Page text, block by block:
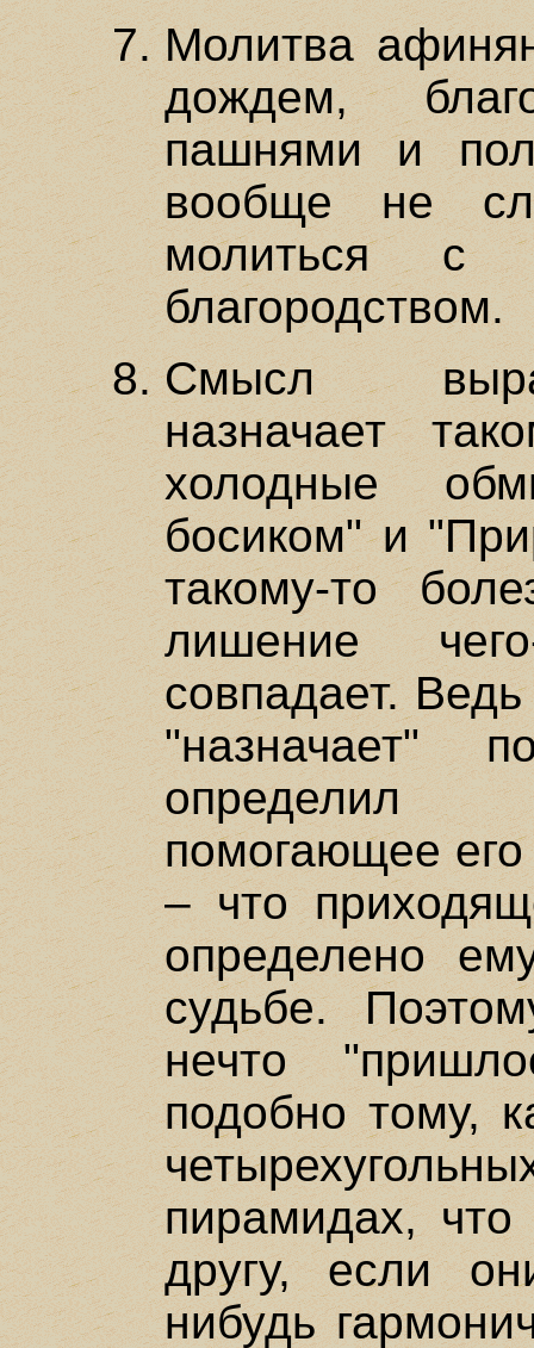
Молитва
дождем,
пашнями и
вообще не
молиться с
благородством.
Смысл
назначает
холодные
босиком" и
такому-то
лишение
совпадает.
"назначает"
определил
помогающее
– что
определено
судьбе.
нечто
подобно тому,
пирамидах,
другу, если
нибудь